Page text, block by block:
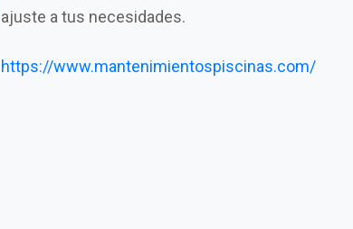
ajuste a tus necesidades.
https://www.mantenimientospiscinas.com/